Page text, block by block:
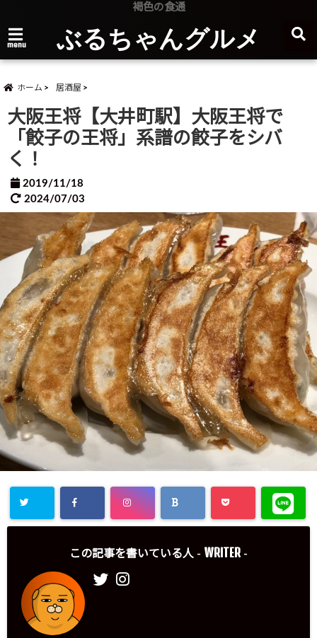
褐色の食通
menu ぶるちゃんグルメ
ホーム 居酒屋
大阪王将【大井町駅】大阪王将で
「餃子の王将」系譜の餃子をシバ
く！
2019/11/18
2024/07/03
この記事を書いている人 - WRITER -